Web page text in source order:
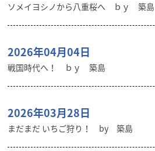
ソメイヨシノから八重桜へ ｂｙ 築島
2026年04月04日
戦国時代へ！ ｂｙ 築島
2026年03月28日
まだまだ いちご狩り！ by 築島